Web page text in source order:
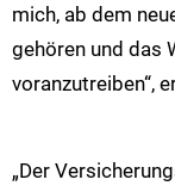
mich, ab dem
gehören und das
voranzutreiben“,
„Der